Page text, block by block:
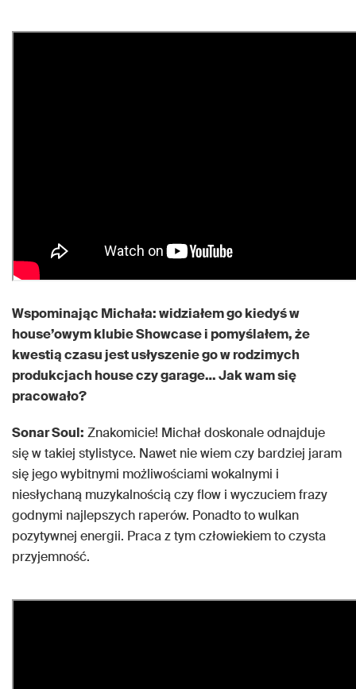
Wspominając Michała: widziałem go kiedyś w
house’owym klubie Showcase i pomyślałem, że
kwestią czasu jest usłyszenie go w rodzimych
produkcjach house czy garage… Jak wam się
pracowało?
Sonar Soul: Znakomicie! Michał doskonale odnajduje
się w takiej stylistyce. Nawet nie wiem czy bardziej jaram
się jego wybitnymi możliwościami wokalnymi i
niesłychaną muzykalnością czy flow i wyczuciem frazy
godnymi najlepszych raperów. Ponadto to wulkan
pozytywnej energii. Praca z tym człowiekiem to czysta
przyjemność.